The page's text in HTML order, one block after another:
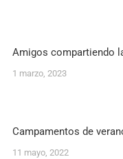
Amigos compartiendo
1 marzo, 2023
Campamentos de
11 mayo, 2022